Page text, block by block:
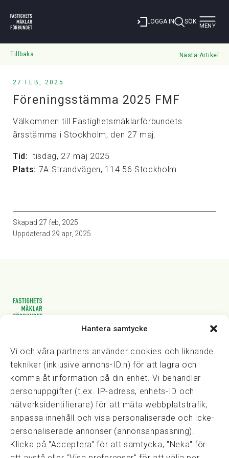
Hantera samtycke
Vi och våra partners använder cookies och liknande
tekniker (inklusive annons-ID:n) för att lagra och
komma åt information på din enhet. Vi behandlar
personuppgifter (t.ex. IP-adress, enhets-ID och
nätverksidentifierare) för att mäta webbplatstrafik,
anpassa innehåll och visa personaliserade och icke-
personaliserade annonser (annonsanpassning).
Klicka på "Acceptera" för att samtycka, "Neka" för
LOGGA IN SÖK Toggle
MENY
Tillbaka Nästa Artikel
27 FEB, 2025
Föreningsstämma 2025 FMF
Välkommen till Fastighetsmäklarförbundets
årsstämma i Stockholm, den 27 maj.
Tid: tisdag, 27 maj 2025
Plats: 7A Strandvägen, 114 56 Stockholm
Skapad 27 feb, 2025
Uppdaterad 29 apr, 2025
Vasagatan 28, 111 20 Stockholm
kansli@fmf.se
Snabblänkar
Prisexempel
Medarbetare
Policies & integritet
Information om Cookie-hantering och Google Analytics